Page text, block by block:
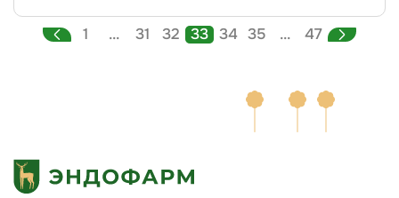
1 ... 31 32 33 34 35 ... 47